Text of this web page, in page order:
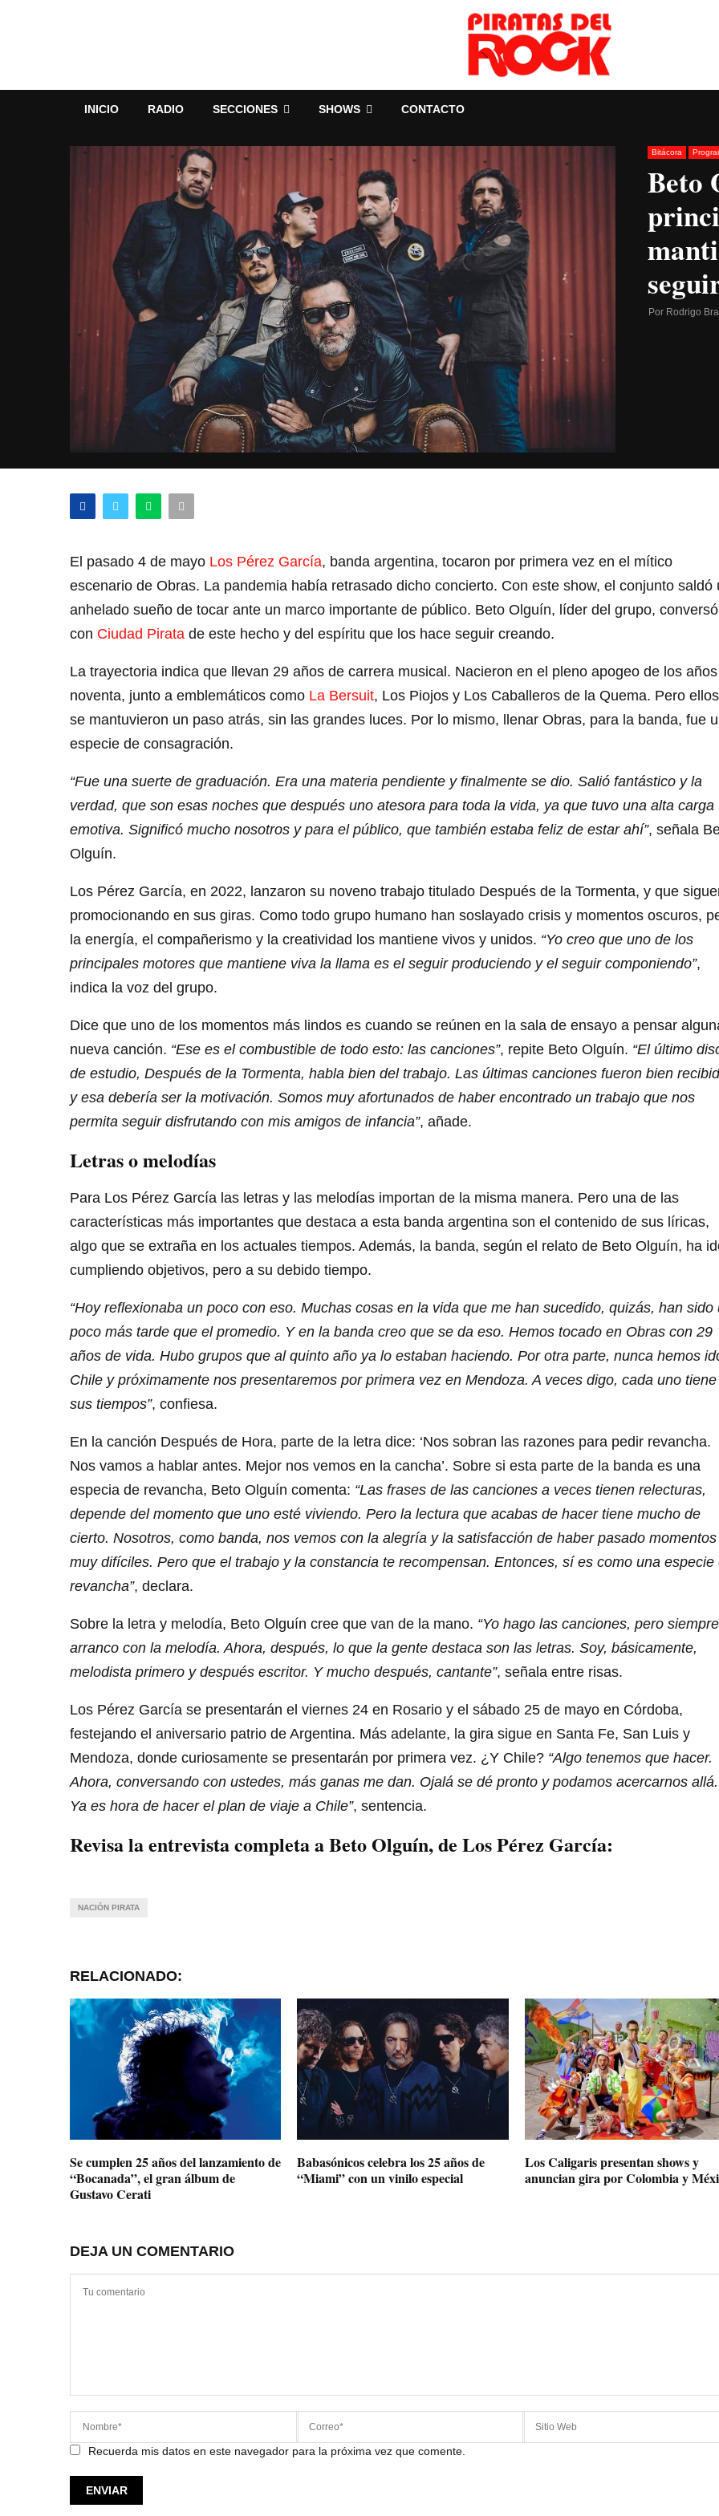
INICIO RADIO SECCIONES SHOWS CONTACTO
Bitácora
Beto
Por Rodrigo
El pasado 4 de mayo Los Pérez García, banda argentina, tocaron por primera vez en el mítico
escenario de Obras. La pandemia había retrasado dicho concierto. Con este show, el conjunto saldó
anhelado sueño de tocar ante un marco importante de público. Beto Olguín, líder del grupo, conversó
con Ciudad Pirata de este hecho y del espíritu que los hace seguir creando.
La trayectoria indica que llevan 29 años de carrera musical. Nacieron en el pleno apogeo de los años
noventa, junto a emblemáticos como La Bersuit, Los Piojos y Los Caballeros de la Quema. Pero ellos
se mantuvieron un paso atrás, sin las grandes luces. Por lo mismo, llenar Obras, para la banda, fue
especie de consagración.
“Fue una suerte de graduación. Era una materia pendiente y finalmente se dio. Salió fantástico y la
verdad, que son esas noches que después uno atesora para toda la vida, ya que tuvo una alta carga
emotiva. Significó mucho nosotros y para el público, que también estaba feliz de estar ahí”, señala
Olguín.
Los Pérez García, en 2022, lanzaron su noveno trabajo titulado Después de la Tormenta, y que
promocionando en sus giras. Como todo grupo humano han soslayado crisis y momentos oscuros,
la energía, el compañerismo y la creatividad los mantiene vivos y unidos. “Yo creo que uno de los
principales motores que mantiene viva la llama es el seguir produciendo y el seguir componiendo”,
indica la voz del grupo.
Dice que uno de los momentos más lindos es cuando se reúnen en la sala de ensayo a pensar
nueva canción. “Ese es el combustible de todo esto: las canciones”, repite Beto Olguín. “El último
de estudio, Después de la Tormenta, habla bien del trabajo. Las últimas canciones fueron bien
y esa debería ser la motivación. Somos muy afortunados de haber encontrado un trabajo que nos
permita seguir disfrutando con mis amigos de infancia”, añade.
Letras o melodías
Para Los Pérez García las letras y las melodías importan de la misma manera. Pero una de las
características más importantes que destaca a esta banda argentina son el contenido de sus líricas,
algo que se extraña en los actuales tiempos. Además, la banda, según el relato de Beto Olguín, ha
cumpliendo objetivos, pero a su debido tiempo.
“Hoy reflexionaba un poco con eso. Muchas cosas en la vida que me han sucedido, quizás, han sido
poco más tarde que el promedio. Y en la banda creo que se da eso. Hemos tocado en Obras con 29
años de vida. Hubo grupos que al quinto año ya lo estaban haciendo. Por otra parte, nunca hemos
Chile y próximamente nos presentaremos por primera vez en Mendoza. A veces digo, cada uno tiene
sus tiempos”, confiesa.
En la canción Después de Hora, parte de la letra dice: ‘Nos sobran las razones para pedir revancha.
Nos vamos a hablar antes. Mejor nos vemos en la cancha’. Sobre si esta parte de la banda es una
especia de revancha, Beto Olguín comenta: “Las frases de las canciones a veces tienen relecturas,
depende del momento que uno esté viviendo. Pero la lectura que acabas de hacer tiene mucho de
cierto. Nosotros, como banda, nos vemos con la alegría y la satisfacción de haber pasado momentos
muy difíciles. Pero que el trabajo y la constancia te recompensan. Entonces, sí es como una especie
revancha”, declara.
Sobre la letra y melodía, Beto Olguín cree que van de la mano. “Yo hago las canciones, pero siempre
arranco con la melodía. Ahora, después, lo que la gente destaca son las letras. Soy, básicamente,
melodista primero y después escritor. Y mucho después, cantante”, señala entre risas.
Los Pérez García se presentarán el viernes 24 en Rosario y el sábado 25 de mayo en Córdoba,
festejando el aniversario patrio de Argentina. Más adelante, la gira sigue en Santa Fe, San Luis y
Mendoza, donde curiosamente se presentarán por primera vez. ¿Y Chile? “Algo tenemos que hacer.
Ahora, conversando con ustedes, más ganas me dan. Ojalá se dé pronto y podamos acercarnos allá.
Ya es hora de hacer el plan de viaje a Chile”, sentencia.
Revisa la entrevista completa a Beto Olguín, de Los Pérez García:
NACIÓN PIRATA
RELACIONADO:
Se cumplen 25 años del lanzamiento de
“Bocanada”, el gran álbum de
Gustavo Cerati
Babasónicos celebra los 25 años de
“Miami” con un vinilo especial
Los Caligaris presentan shows y
anuncian gira por Colombia y
DEJA UN COMENTARIO
Recuerda mis datos en este navegador para la próxima vez que comente.